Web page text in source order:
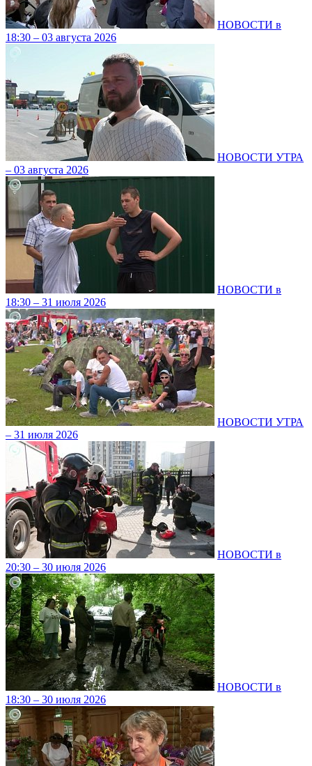
НОВОСТИ в
18:30 – 03 августа 2026
НОВОСТИ УТРА
– 03 августа 2026
НОВОСТИ в
18:30 – 31 июля 2026
НОВОСТИ УТРА
– 31 июля 2026
НОВОСТИ в
20:30 – 30 июля 2026
НОВОСТИ в
18:30 – 30 июля 2026